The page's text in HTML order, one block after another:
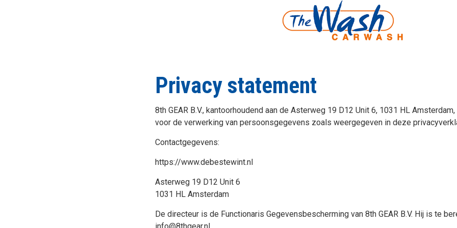
Privacy statement
8th GEAR B.V., kantoorhoudend aan de Asterweg 19 D12 Unit 6, 1031 HL
voor de verwerking van persoonsgegevens zoals weergegeven in deze
Contactgegevens:
https://www.debestewint.nl
Asterweg 19 D12 Unit 6
1031 HL Amsterdam
De directeur is de Functionaris Gegevensbescherming van 8th GEAR B.V. Hij is te
info@8thgear.nl